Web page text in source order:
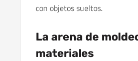
con objetos sueltos.
La arena de
materiales